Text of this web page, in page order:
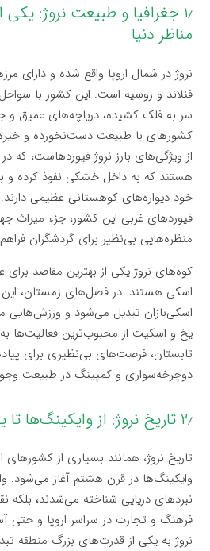
۱٫ جغرافیا و طبیعت نروژ:
مناظر دنیا
نروژ در شمال اروپا واقع شده و دارای
فنلاند و روسیه است. این کشور با
سر به فلک کشیده، دریاچه‌های عمیق و
کشورهای با طبیعت دست‌نخورده و
از ویژگی‌های بارز نروژ فیوردهاست، که
هستند که به داخل خشکی نفوذ کرده و
خود دیواره‌های کوهستانی عظیمی دارند.
فیوردهای غربی این کشور، جزء میراث
منظره‌هایی بی‌نظیر برای گردشگران
کوه‌های نروژ یکی از بهترین مقاصد برای
اسکی هستند. در فصل‌های زمستان،
اسکی‌بازان تبدیل می‌شود و ورزش‌هایی
یخ و اسکیت از محبوب‌ترین فعالیت‌ها
تابستان، فرصت‌های بی‌نظیری برای
دوچرخه‌سواری و کمپینگ در طبیعت
۲٫ تاریخ نروژ: از وایکینگ‌ها تا یک قدرت مدرن
تاریخ نروژ، همانند بسیاری از کشورهای
وایکینگ‌ها در قرن هشتم آغاز می‌شود.
نبردهای دریایی شناخته می‌شدند،
نروژ به یکی از قدرت‌های بزرگ منطقه